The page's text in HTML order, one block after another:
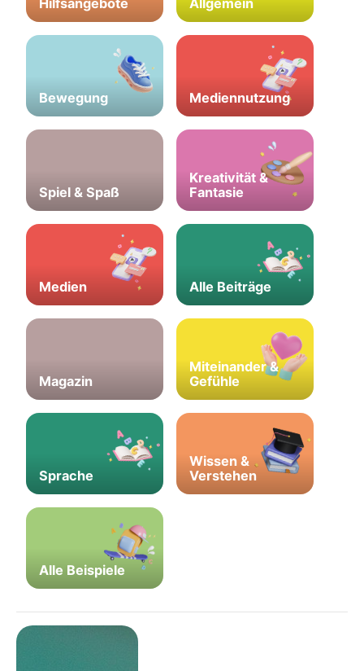
Bewegung Mediennutzung
Spiel & Spaß
Kreativität &
Fantasie
Medien Alle Beiträge
Magazin
Miteinander &
Gefühle
Sprache
Wissen &
Verstehen
Alle Beispiele